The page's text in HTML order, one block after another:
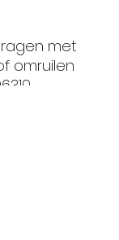
met
omruilen